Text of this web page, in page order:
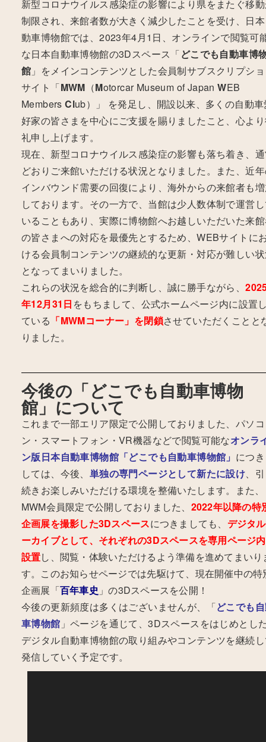
新型コロナウイルス感染症の影響により県をまたぐ移
制限され、来館者数が大きく減少したことを受け、日
動車博物館では、2023年4月1日、オンラインで閲覧可
な日本自動車博物館の3Dスペース「どこでも自動車博
館 」をメインコンテンツとした会員制サブスクリプシ
サイト「MWM （Motorcar Museum of JapanWEB
MembersClub）」 を発足し、開設以来、多くの自動
好家の皆さまを中心にご支援を賜りましたこと、心よ
礼申し上げます。
現在、新型コロナウイルス感染症の影響も落ち着き、
どおりご来館いただける状況となりました。また、近
インバウンド需要の回復により、海外からの来館者も
しております。その一方で、当館は少人数体制で運営
いることもあり、実際に博物館へお越しいただいた来
の皆さまへの対応を最優先とするため、WEBサイトに
ける会員制コンテンツの継続的な更新・対応が難しい
となってまいりました。
これらの状況を総合的に判断し、誠に勝手ながら、
年12月31日 をもちまして、公式ホームページ内に設置
ている 「MWMコーナー」を閉鎖させていただくことと
りました。
今後の「どこでも自動車博物
館」について
これまで一部エリア限定で公開しておりました、パソコ
ン・スマートフォン・VR機器などで閲覧可能なオンラ
ン版日本自動車博物館「どこでも自動車博物館」 につ
しては、今後、 単独の専門ページとして新たに設け 、
続きお楽しみいただける環境を整備いたします。
また、
MWM会員限定で公開しておりました、 2022年以降の特
企画展を撮影した3Dスペースにつきましても、 デジタ
ーカイブとして、それぞれの3Dスペースを専用ページ
設置し、閲覧・体験いただけるよう準備を進めてまいり
す。このお知らせページでは先駆けて、現在開催中の特
企画展「百年車史 」の3Dスペースを公開！
今後の更新頻度は多くはございませんが、「どこでも
車博物館 」ページを通じて、3Dスペースをはじめとし
デジタル自動車博物館の取り組みやコンテンツを継続
発信していく予定です。